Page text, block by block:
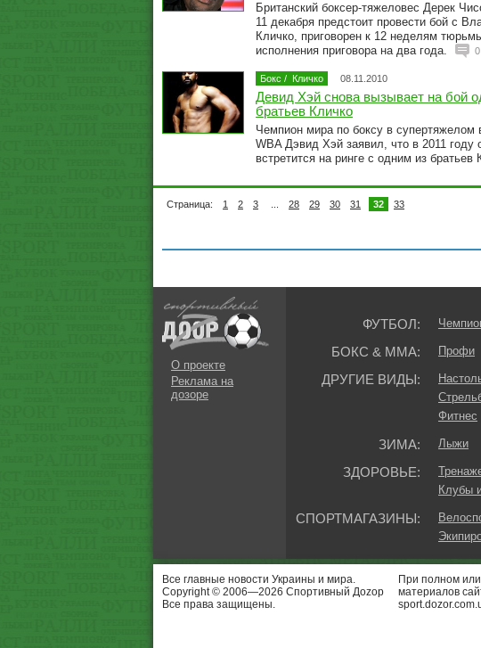
Британский боксер-тяжеловес Дерек
11 декабря предстоит провести бой с
Кличко, приговорен к 12 неделям
исполнения приговора на два года.
0
Бокс / Кличко 08.11.2010
Девид Хэй снова вызывает на бой
братьев Кличко
Чемпион мира по боксу в супертяжелом
WBA Дэвид Хэй заявил, что в 2011 году
встретится на ринге с одним из братьев
Страница: 1 2 3 28 29 30 31 32 33
О проекте
Реклама на
дозоре
ФУТБОЛ:
БОКС & ММА: Профи
ДРУГИЕ ВИДЫ:
Фитнес
ЗИМА: Лыжи
ЗДОРОВЬЕ:
Клубы
СПОРТМАГАЗИНЫ:
Все главные новости Украины и мира.
Copyright © 2006—2026 Спортивный Доzор
Все права защищены.
При полном
материалов